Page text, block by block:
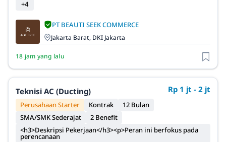
+4
PT BEAUTI SEEK COMMERCE
Jakarta Barat, DKI Jakarta
18 jam yang lalu
Teknisi AC (Ducting) Rp 1 jt - 2 jt
Perusahaan Starter Kontrak
12 Bulan
SMA/SMK Sederajat
2 Benefit
<h3>Deskripsi Pekerjaan</h3><p>Peran ini berfokus pada
perencanaan